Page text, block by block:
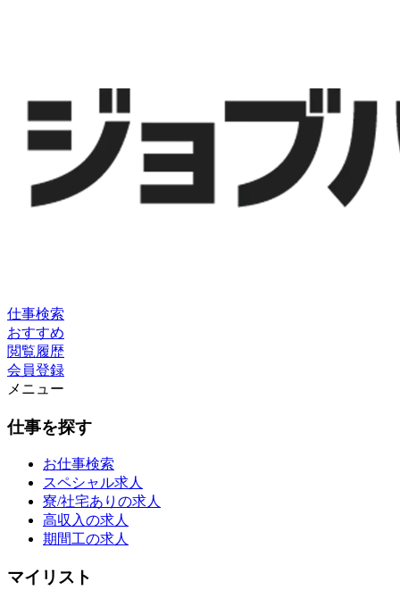
仕事検索
おすすめ
閲覧履歴
会員登録
メニュー
仕事を探す
お仕事検索
スペシャル求人
寮/社宅ありの求人
高収入の求人
期間工の求人
マイリスト